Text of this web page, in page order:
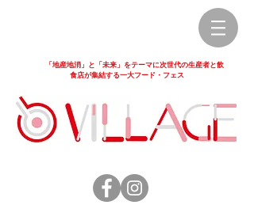
「地産地消」と「未来」をテーマに次世代の生産者と飲
食店が集結する一大フード・フェス